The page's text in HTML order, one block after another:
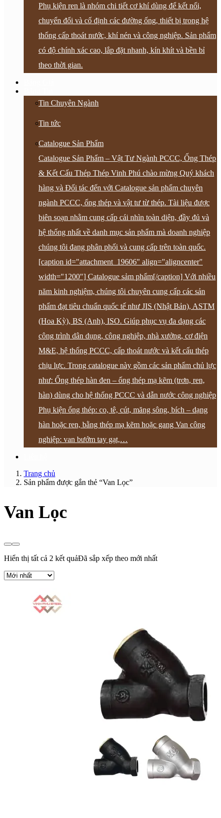
Phụ kiện ren là nhóm chi tiết cơ khí dùng để kết nối,
chuyển đổi và cố định các đường ống, thiết bị trong hệ
thống cấp thoát nước, khí nén và công nghiệp. Sản phẩm
có độ chính xác cao, lắp đặt nhanh, kín khít và bền bỉ
theo thời gian.
Tin Chuyên Ngành
Tin tức
Catalogue Sản Phẩm
Catalogue Sản Phẩm – Vật Tư Ngành PCCC, Ống Thép
& Kết Cấu Thép Thép Vinh Phú chào mừng Quý khách
hàng và Đối tác đến với Catalogue sản phẩm chuyên
ngành PCCC, ống thép và vật tư từ thép. Tài liệu được
biên soạn nhằm cung cấp cái nhìn toàn diện, đầy đủ và
hệ thống nhất về danh mục sản phẩm mà doanh nghiệp
chúng tôi đang phân phối và cung cấp trên toàn quốc.
[caption id="attachment_19606" align="aligncenter"
width="1200"] Catalogue sảm phẩm[/caption] Với nhiều
năm kinh nghiệm, chúng tôi chuyên cung cấp các sản
phẩm đạt tiêu chuẩn quốc tế như JIS (Nhật Bản), ASTM
(Hoa Kỳ), BS (Anh), ISO. Giúp phục vụ đa dạng các
công trình dân dụng, công nghiệp, nhà xưởng, cơ điện
M&E, hệ thống PCCC, cấp thoát nước và kết cấu thép
chịu lực. Trong catalogue này gồm các sản phẩm chủ lực
như: Ống thép hàn đen – ống thép mạ kẽm (trơn, ren,
hàn) dùng cho hệ thống PCCC và dẫn nước công nghiệp
Phụ kiện ống thép: co, tê, cút, măng sông, bích – dạng
hàn hoặc ren, bằng thép mạ kẽm hoặc gang Van công
nghiệp: van bướm tay gạt,…
Trang chủ
Sản phẩm được gắn thẻ “Van Lọc”
Van Lọc
Hiển thị tất cả 2 kết quảĐã sắp xếp theo mới nhất